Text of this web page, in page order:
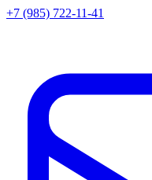
+7 (985) 722-11-41